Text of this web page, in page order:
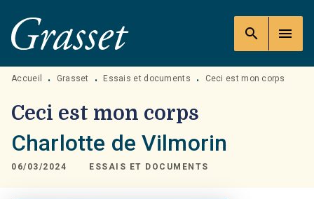
MENU RECHERCHE
PIED DE PAGE
search menu
Accueil • Grasset • Essais et documents • Ceci est mon corps
Ceci est mon corps
Charlotte de Vilmorin
06/03/2024 ESSAIS ET DOCUMENTS